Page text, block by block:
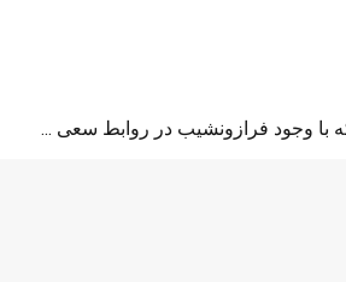
با وجود فرازونشیب در روابط سعی ...